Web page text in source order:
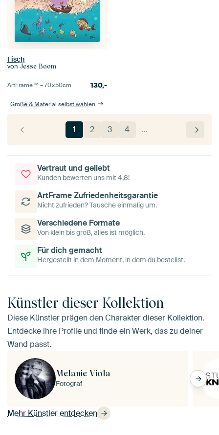
Fisch
von Jesse Boom
ArtFrame™ –70×50cm 130,-
Größe & Material selbst wählen
1 2 3 4 …
Vertraut und geliebt
Kunden bewerten uns mit 4,8!
ArtFrame Zufriedenheitsgarantie
Nicht zufrieden? Tausche einmalig um.
Verschiedene Formate
Von klein bis groß, alles ist möglich.
Für dich gemacht
Hergestellt in dem Moment, in dem du bestellst.
Künstler dieser Kollektion
Diese Künstler prägen den Charakter dieser Kollektion.
Entdecke ihre Profile und finde ein Werk, das zu deiner
Wand passt.
Mehr Künstler entdecken
Melanie Viola
Fotograf